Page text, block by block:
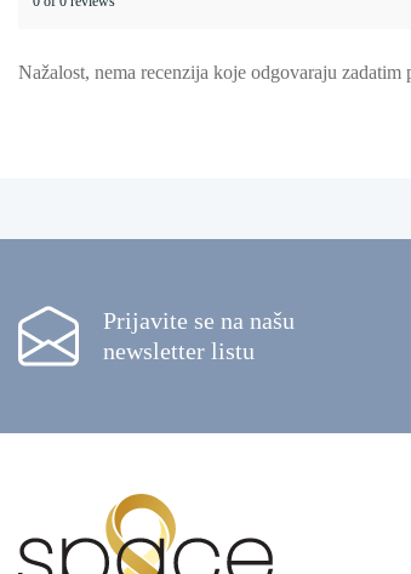
Nažalost, nema recenzija koje odgovaraju zadatim
Prijavite se na našu
newsletter listu